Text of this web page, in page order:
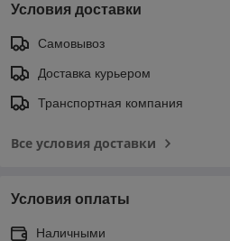
Условия доставки
Самовывоз
Доставка курьером
Транспортная компания
Все условия доставки
Условия оплаты
Наличными